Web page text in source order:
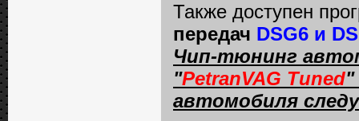
Также доступен
передач DSG6 и
Чип-тюнинг
"PetranVAG Tuned"
автомобиля